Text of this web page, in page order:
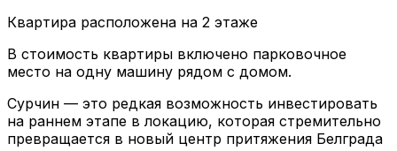
Квартира расположена на 2 этаже
В стоимость квартиры включено парковочное
место на одну машину рядом с домом.
Сурчин — это редкая возможность инвестировать
на раннем этапе в локацию, которая стремительно
превращается в новый центр притяжения Белграда